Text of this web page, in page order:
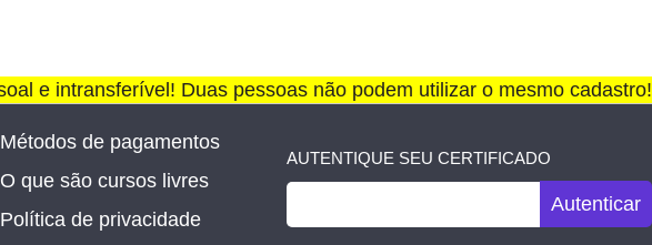
e intransferível! Duas pessoas não podem utilizar o mesmo cadastro!
Métodos de pagamentos
O que são cursos livres
Política de privacidade
AUTENTIQUE SEU CERTIFICADO
Autenticar